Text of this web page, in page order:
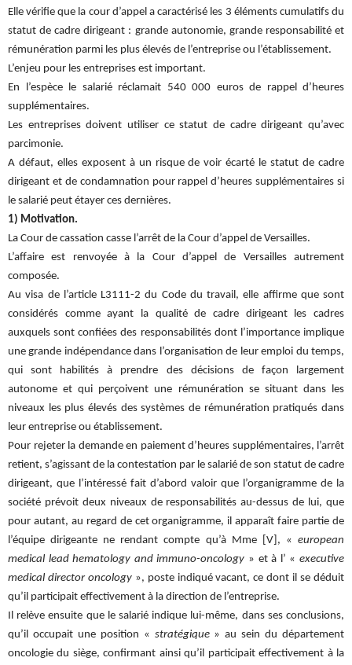
Elle vérifie que la cour d’appel a caractérisé les 3 éléments cumulatifs du
statut de cadre dirigeant : grande autonomie, grande responsabilité et
rémunération parmi les plus élevés de l’entreprise ou l’établissement.
L’enjeu pour les entreprises est important.
En l’espèce le salarié réclamait 540 000 euros de rappel d’heures
supplémentaires.
Les entreprises doivent utiliser ce statut de cadre dirigeant qu’avec
parcimonie.
A défaut, elles exposent à un risque de voir écarté le statut de cadre
dirigeant et de condamnation pour rappel d’heures supplémentaires si
le salarié peut étayer ces dernières.
1) Motivation.
La Cour de cassation casse l’arrêt de la Cour d’appel de Versailles.
L’affaire est renvoyée à la Cour d’appel de Versailles autrement
composée.
Au visa de l’article L3111-2 du Code du travail, elle affirme que sont
considérés comme ayant la qualité de cadre dirigeant les cadres
auxquels sont confiées des responsabilités dont l’importance implique
une grande indépendance dans l’organisation de leur emploi du temps,
qui sont habilités à prendre des décisions de façon largement
autonome et qui perçoivent une rémunération se situant dans les
niveaux les plus élevés des systèmes de rémunération pratiqués dans
leur entreprise ou établissement.
Pour rejeter la demande en paiement d’heures supplémentaires, l’arrêt
retient, s’agissant de la contestation par le salarié de son statut de cadre
dirigeant, que l’intéressé fait d’abord valoir que l’organigramme de la
société prévoit deux niveaux de responsabilités au-dessus de lui, que
pour autant, au regard de cet organigramme, il apparaît faire partie de
l’équipe dirigeante ne rendant compte qu’à Mme [V], « european
medical lead hematology and immuno-oncology » et à l’ «executive
medical director oncology», poste indiqué vacant, ce dont il se déduit
qu’il participait effectivement à la direction de l’entreprise.
Il relève ensuite que le salarié indique lui-même, dans ses conclusions,
qu’il occupait une position « stratégique» au sein du département
oncologie du siège, confirmant ainsi qu’il participait effectivement à la